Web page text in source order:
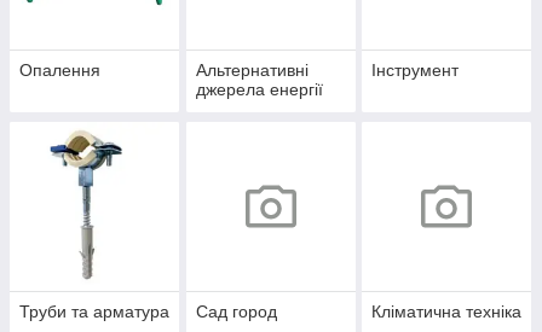
Опалення
Альтернативні
джерела енергії
Інструмент
Труби та арматура Сад город Кліматична техніка